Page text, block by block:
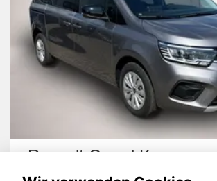
Renault Grand Kangoo